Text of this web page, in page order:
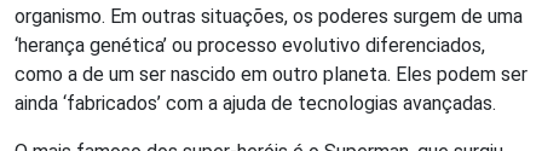
organismo. Em outras situações, os poderes surgem de uma
‘herança genética’ ou processo evolutivo diferenciados,
como a de um ser nascido em outro planeta. Eles podem ser
ainda ‘fabricados’ com a ajuda de tecnologias avançadas.